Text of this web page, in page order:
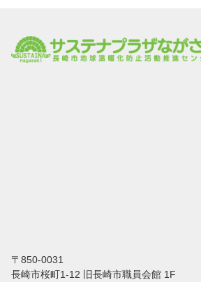
〒850-0031
⻑崎市桜町1-12 旧長崎市職員会館 1F